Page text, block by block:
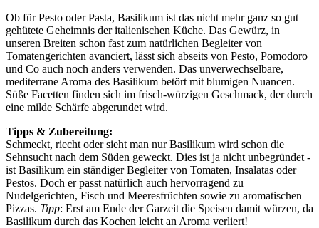
Ob für Pesto oder Pasta, Basilikum ist das nicht mehr ganz so gut
gehütete Geheimnis der italienischen Küche. Das Gewürz, in
unseren Breiten schon fast zum natürlichen Begleiter von
Tomatengerichten avanciert, lässt sich abseits von Pesto, Pomodoro
und Co auch noch anders verwenden. Das unverwechselbare,
mediterrane Aroma des Basilikum betört mit blumigen Nuancen.
Süße Facetten finden sich im frisch-würzigen Geschmack, der durch
eine milde Schärfe abgerundet wird.
Tipps & Zubereitung:
Schmeckt, riecht oder sieht man nur Basilikum wird schon die
Sehnsucht nach dem Süden geweckt. Dies ist ja nicht unbegründet -
ist Basilikum ein ständiger Begleiter von Tomaten, Insalatas oder
Pestos. Doch er passt natürlich auch hervorragend zu
Nudelgerichten, Fisch und Meeresfrüchten sowie zu aromatischen
Pizzas. Tipp: Erst am Ende der Garzeit die Speisen damit würzen, da
Basilikum durch das Kochen leicht an Aroma verliert!